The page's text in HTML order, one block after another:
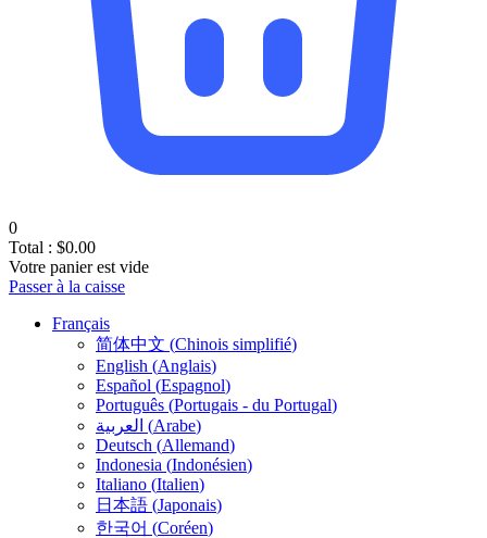
0
Total : $0.00
Votre panier est vide
Passer à la caisse
Français
简体中文 (Chinois simplifié)
English (Anglais)
Español (Espagnol)
Português (Portugais - du Portugal)
العربية (Arabe)
Deutsch (Allemand)
Indonesia (Indonésien)
Italiano (Italien)
日本語 (Japonais)
한국어 (Coréen)